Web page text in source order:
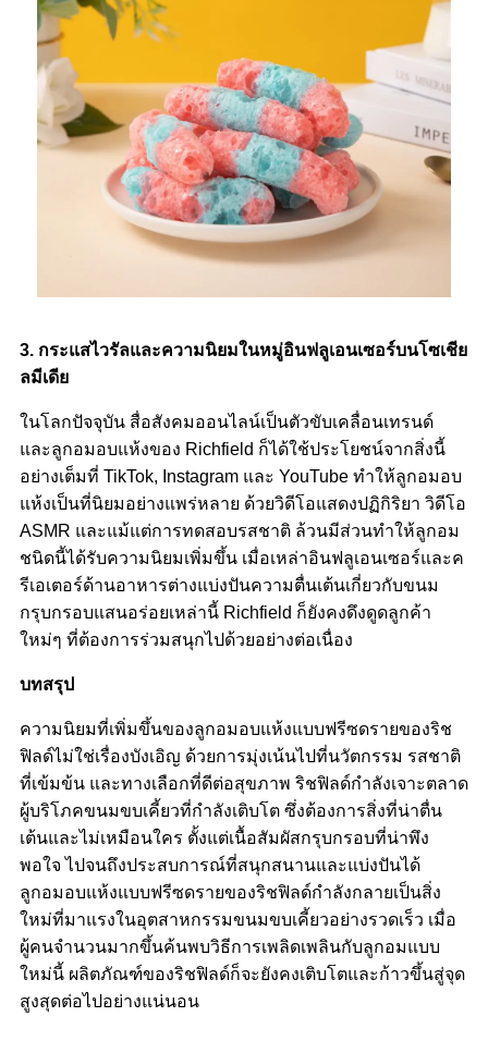
3. กระแสไวรัลและความนิยมในหมู่อินฟลูเอนเซอร์บนโซเชีย
ลมีเดีย
ในโลกปัจจุบัน สื่อสังคมออนไลน์เป็นตัวขับเคลื่อนเทรนด์
และลูกอมอบแห้งของ Richfield ก็ได้ใช้ประโยชน์จากสิ่งนี้
อย่างเต็มที่ TikTok, Instagram และ YouTube ทำให้ลูกอมอบ
แห้งเป็นที่นิยมอย่างแพร่หลาย ด้วยวิดีโอแสดงปฏิกิริยา วิดีโอ
ASMR และแม้แต่การทดสอบรสชาติ ล้วนมีส่วนทำให้ลูกอม
ชนิดนี้ได้รับความนิยมเพิ่มขึ้น เมื่อเหล่าอินฟลูเอนเซอร์และค
รีเอเตอร์ด้านอาหารต่างแบ่งปันความตื่นเต้นเกี่ยวกับขนม
กรุบกรอบแสนอร่อยเหล่านี้ Richfield ก็ยังคงดึงดูดลูกค้า
ใหม่ๆ ที่ต้องการร่วมสนุกไปด้วยอย่างต่อเนื่อง
บทสรุป
ความนิยมที่เพิ่มขึ้นของลูกอมอบแห้งแบบฟรีซดรายของริช
ฟิลด์ไม่ใช่เรื่องบังเอิญ ด้วยการมุ่งเน้นไปที่นวัตกรรม รสชาติ
ที่เข้มข้น และทางเลือกที่ดีต่อสุขภาพ ริชฟิลด์กำลังเจาะตลาด
ผู้บริโภคขนมขบเคี้ยวที่กำลังเติบโต ซึ่งต้องการสิ่งที่น่าตื่น
เต้นและไม่เหมือนใคร ตั้งแต่เนื้อสัมผัสกรุบกรอบที่น่าพึง
พอใจ ไปจนถึงประสบการณ์ที่สนุกสนานและแบ่งปันได้
ลูกอมอบแห้งแบบฟรีซดรายของริชฟิลด์กำลังกลายเป็นสิ่ง
ใหม่ที่มาแรงในอุตสาหกรรมขนมขบเคี้ยวอย่างรวดเร็ว เมื่อ
ผู้คนจำนวนมากขึ้นค้นพบวิธีการเพลิดเพลินกับลูกอมแบบ
ใหม่นี้ ผลิตภัณฑ์ของริชฟิลด์ก็จะยังคงเติบโตและก้าวขึ้นสู่จุด
สูงสุดต่อไปอย่างแน่นอน